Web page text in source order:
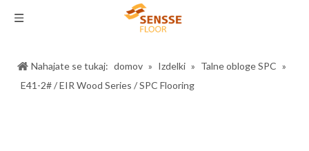
Nahajate se tukaj: domov » Izdelki » Talne obloge SPC »
E41-2# / EIR Wood Series / SPC Flooring